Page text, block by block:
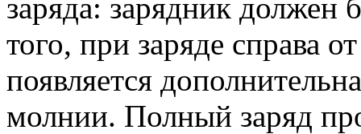
заряда: зарядник
того, при заряде справа
появляется
молнии. Полный заряд